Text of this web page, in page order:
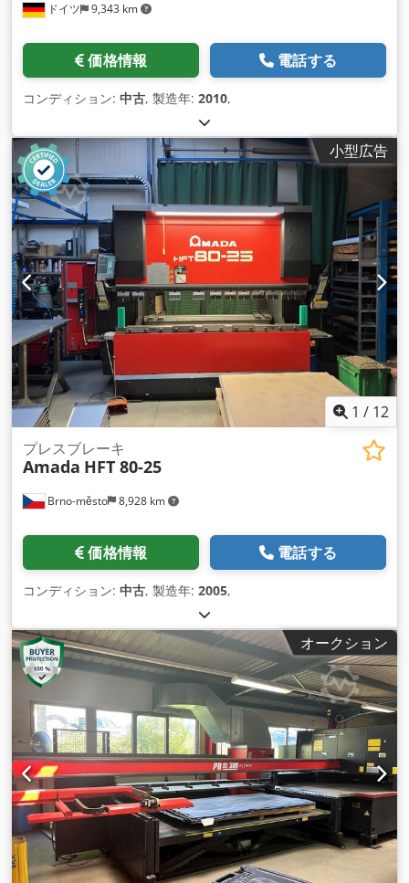
ドイツ 9,343 km
価格情報 電話する
コンディション: 中古, 製造年: 2010,
小型広告
1 / 12
Brno-město 8,928 km
プレスブレーキ
Amada HFT 80-25
価格情報 電話する
コンディション: 中古, 製造年: 2005,
オークション